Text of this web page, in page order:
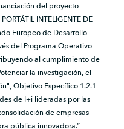
del proyecto
INTELIGENTE DE
Europeo de Desarrollo
del Programa Operativo
al cumplimiento de
la investigación, el
Objetivo Específico 1.2.1
de I+i lideradas por las
de empresas
pública innovadora.”